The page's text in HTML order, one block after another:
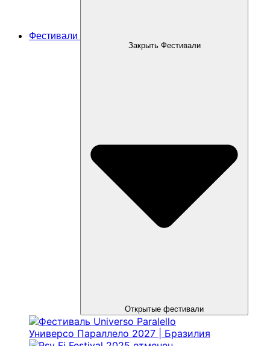
Фестивали
Закрыть Фестивали
Открытые фестивали
Универсо Параллело 2027 | Бразилия